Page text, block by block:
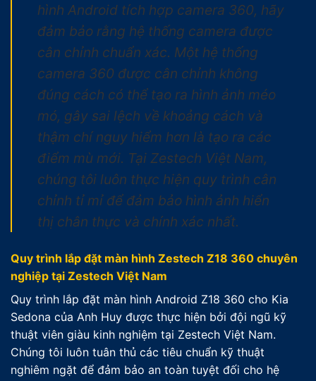
hình Android tích hợp camera 360, hãy
đảm bảo rằng hệ thống camera được
cân chỉnh chuẩn xác. Một hệ thống
camera 360 được cân chỉnh không
đúng cách có thể tạo ra hình ảnh méo
mó, gây sai lệch về khoảng cách và
thậm chí nguy hiểm hơn là tạo ra các
điểm mù mới. Tại Zestech Việt Nam,
chúng tôi luôn thực hiện quy trình cân
chỉnh tỉ mỉ để đảm bảo hình ảnh hiển
thị chân thực và chính xác nhất.
Quy trình lắp đặt màn hình Zestech Z18 360 chuyên
nghiệp tại Zestech Việt Nam
Quy trình lắp đặt màn hình Android Z18 360 cho Kia
Sedona của Anh Huy được thực hiện bởi đội ngũ kỹ
thuật viên giàu kinh nghiệm tại Zestech Việt Nam.
Chúng tôi luôn tuân thủ các tiêu chuẩn kỹ thuật
nghiêm ngặt để đảm bảo an toàn tuyệt đối cho hệ